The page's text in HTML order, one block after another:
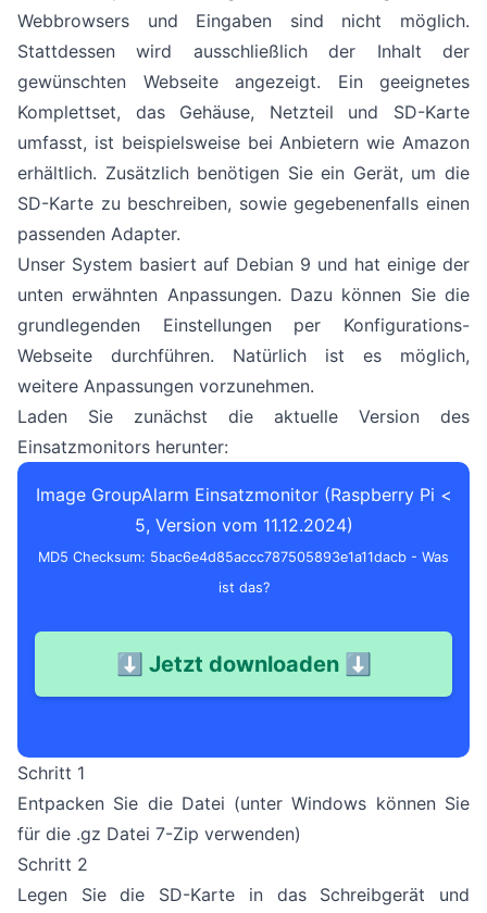
Webbrowsers und Eingaben sind nicht möglich.
Stattdessen wird ausschließlich der Inhalt der
gewünschten Webseite angezeigt. Ein geeignetes
Komplettset, das Gehäuse, Netzteil und SD-Karte
umfasst, ist beispielsweise bei Anbietern wie Amazon
erhältlich. Zusätzlich benötigen Sie ein Gerät, um die
SD-Karte zu beschreiben, sowie gegebenenfalls einen
passenden Adapter.
Unser System basiert auf Debian 9 und hat einige der
unten erwähnten Anpassungen. Dazu können Sie die
grundlegenden Einstellungen per Konfigurations-
Webseite durchführen. Natürlich ist es möglich,
weitere Anpassungen vorzunehmen.
Laden Sie zunächst die aktuelle Version des
Einsatzmonitors herunter:
Image GroupAlarm Einsatzmonitor (Raspberry Pi <
5, Version vom 11.12.2024)
MD5 Checksum: 5bac6e4d85accc787505893e1a11dacb - Was
ist das?
⬇ Jetzt downloaden ⬇
Schritt 1
Entpacken Sie die Datei (unter Windows können Sie
für die .gz Datei 7-Zip verwenden)
Schritt 2
Legen Sie die SD-Karte in das Schreibgerät und